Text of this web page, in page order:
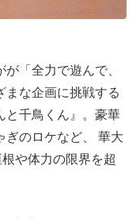
「全力で遊んで、
まな企画に挑戦する
と千鳥くん』。豪華
ぎのロケなど、 華大
や体力の限界を超